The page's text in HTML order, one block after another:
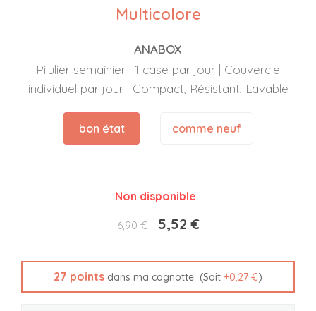
Multicolore
ANABOX
Pilulier semainier | 1 case par jour | Couvercle
individuel par jour | Compact, Résistant, Lavable
bon état comme neuf
Non disponible
6,90 € 5,52 €
27 points dans ma cagnotte (Soit +0,27 €)